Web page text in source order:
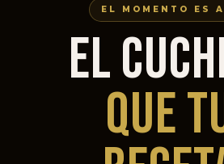
EL MOMENTO ES
EL
QUE